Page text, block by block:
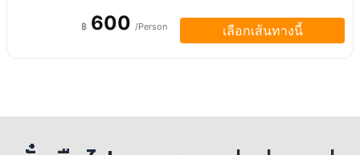
฿ 600 /Person เลือกเส้นทางนี้